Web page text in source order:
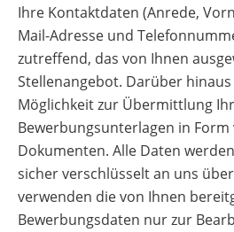
Ihre Kontaktdaten (Anrede,
Mail-Adresse und
zutreffend, das von Ihnen
Stellenangebot. Darüber
Möglichkeit zur Übermittlung
Bewerbungsunterlagen in Form
Dokumenten. Alle Daten
sicher verschlüsselt an uns
verwenden die von Ihnen
Bewerbungsdaten nur zur